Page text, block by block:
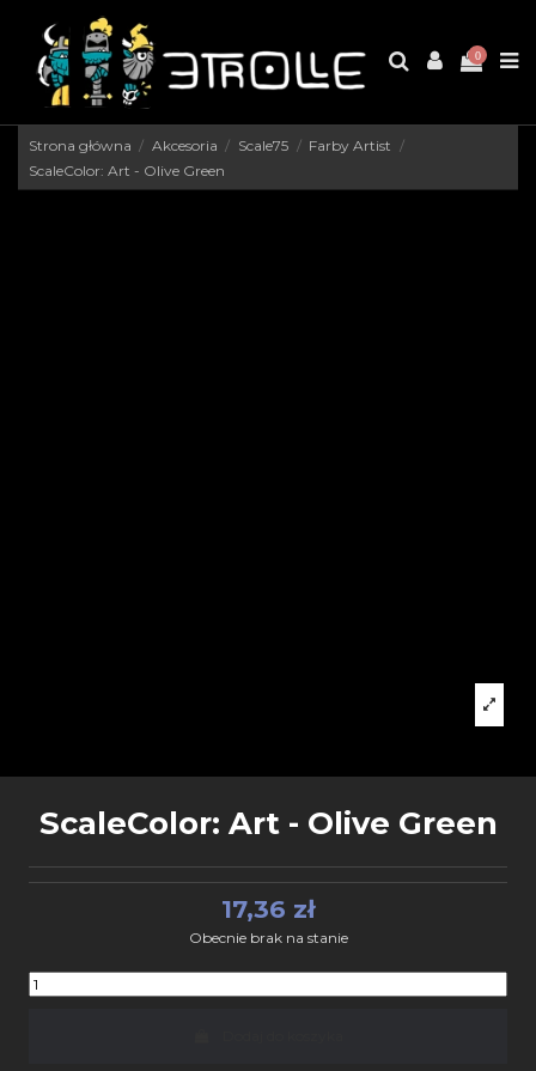
0
Strona główna Akcesoria Scale75
Farby Artist
ScaleColor: Art - Olive Green
ScaleColor: Art - Olive Green
17,36 zł
Obecnie brak na stanie